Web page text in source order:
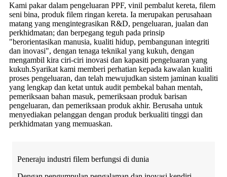
Kami pakar dalam pengeluaran PPF, vinil pembalut kereta, filem
seni bina, produk filem ringan kereta. Ia merupakan perusahaan
matang yang mengintegrasikan R&D, pengeluaran, jualan dan
perkhidmatan; dan berpegang teguh pada prinsip
"berorientasikan manusia, kualiti hidup, pembangunan integriti
dan inovasi", dengan tenaga teknikal yang kukuh, dengan
mengambil kira ciri-ciri inovasi dan kapasiti pengeluaran yang
kukuh.Syarikat kami memberi perhatian kepada kawalan kualiti
proses pengeluaran, dan telah mewujudkan sistem jaminan kualiti
yang lengkap dan ketat untuk audit pembekal bahan mentah,
pemeriksaan bahan masuk, pemeriksaan produk barisan
pengeluaran, dan pemeriksaan produk akhir. Berusaha untuk
menyediakan pelanggan dengan produk berkualiti tinggi dan
perkhidmatan yang memuaskan.
Peneraju industri filem berfungsi di dunia